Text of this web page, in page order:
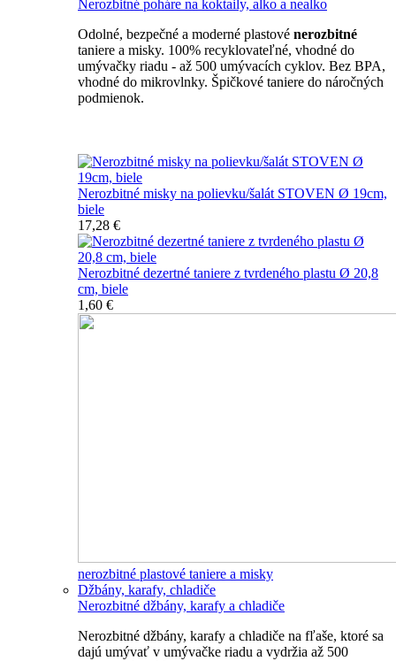
Nerozbitné poháre na koktaily, alko a nealko
Odolné, bezpečné a moderné plastové nerozbitné
taniere a misky. 100% recyklovateľné, vhodné do
umývačky riadu - až 500 umývacích cyklov. Bez BPA,
vhodné do mikrovlnky. Špičkové taniere do náročných
podmienok.
Nerozbitné misky na polievku/šalát STOVEN Ø 19cm,
biele
17,28 €
Nerozbitné dezertné taniere z tvrdeného plastu Ø 20,8
cm, biele
1,60 €
nerozbitné plastové taniere a misky
Džbány, karafy, chladiče
Nerozbitné džbány, karafy a chladiče
Nerozbitné džbány, karafy a chladiče na fľaše, ktoré sa
dajú umývať v umývačke riadu a vydržia až 500